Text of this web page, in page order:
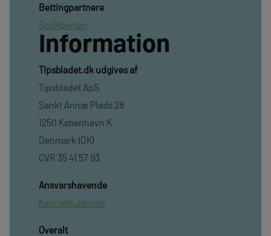
Bettingpartnere
SpilXperten
Information
TIpsbladet.dk udgives af
Tipsbladet ApS
Sankt Annæ Plads 28
1250 København K
Denmark (DK)
CVR 35 41 57 93
Ansvarshavende
Kenneth Jensen
Overalt